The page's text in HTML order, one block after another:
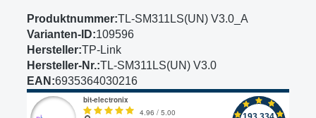
Produktnummer:TL-SM311LS(UN) V3.0_A
Varianten-ID:109596
Hersteller:TP-Link
Hersteller-Nr.:TL-SM311LS(UN) V3.0
EAN:6935364030216